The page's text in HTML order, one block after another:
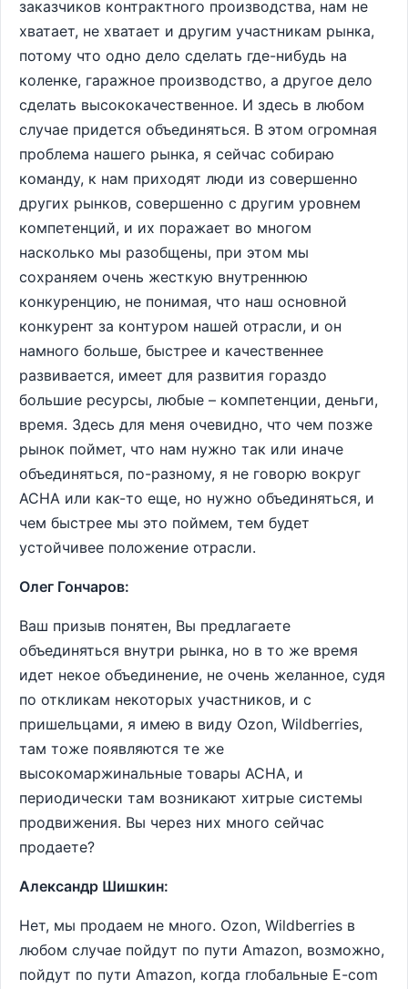
заказчиков контрактного производства, нам не
хватает, не хватает и другим участникам рынка,
потому что одно дело сделать где-нибудь на
коленке, гаражное производство, а другое дело
сделать высококачественное. И здесь в любом
случае придется объединяться. В этом огромная
проблема нашего рынка, я сейчас собираю
команду, к нам приходят люди из совершенно
других рынков, совершенно с другим уровнем
компетенций, и их поражает во многом
насколько мы разобщены, при этом мы
сохраняем очень жесткую внутреннюю
конкуренцию, не понимая, что наш основной
конкурент за контуром нашей отрасли, и он
намного больше, быстрее и качественнее
развивается, имеет для развития гораздо
большие ресурсы, любые – компетенции, деньги,
время. Здесь для меня очевидно, что чем позже
рынок поймет, что нам нужно так или иначе
объединяться, по-разному, я не говорю вокруг
АСНА или как-то еще, но нужно объединяться, и
чем быстрее мы это поймем, тем будет
устойчивее положение отрасли.
Олег Гончаров:
Ваш призыв понятен, Вы предлагаете
объединяться внутри рынка, но в то же время
идет некое объединение, не очень желанное, судя
по откликам некоторых участников, и с
пришельцами, я имею в виду Оzon, Wildberries,
там тоже появляются те же
высокомаржинальные товары АСНА, и
периодически там возникают хитрые системы
продвижения. Вы через них много сейчас
продаете?
Александр Шишкин:
Нет, мы продаем не много. Оzon, Wildberries в
любом случае пойдут по пути Аmazon, возможно,
пойдут по пути Аmazon, когда глобальные E-com